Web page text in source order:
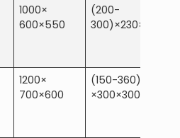
1000×
600×550
(200-
300)×230×230
1200×
700×600
(150-360)
×300×300